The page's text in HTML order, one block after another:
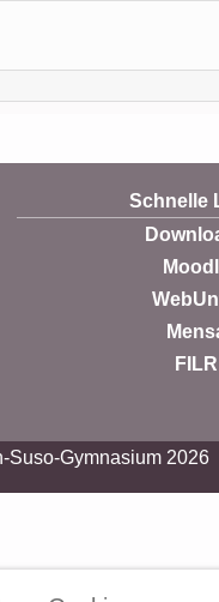
Schnelle
FILR
Suso-Gymnasium 2026